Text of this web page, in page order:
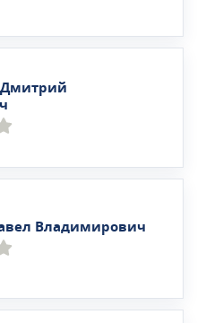
Владимирович